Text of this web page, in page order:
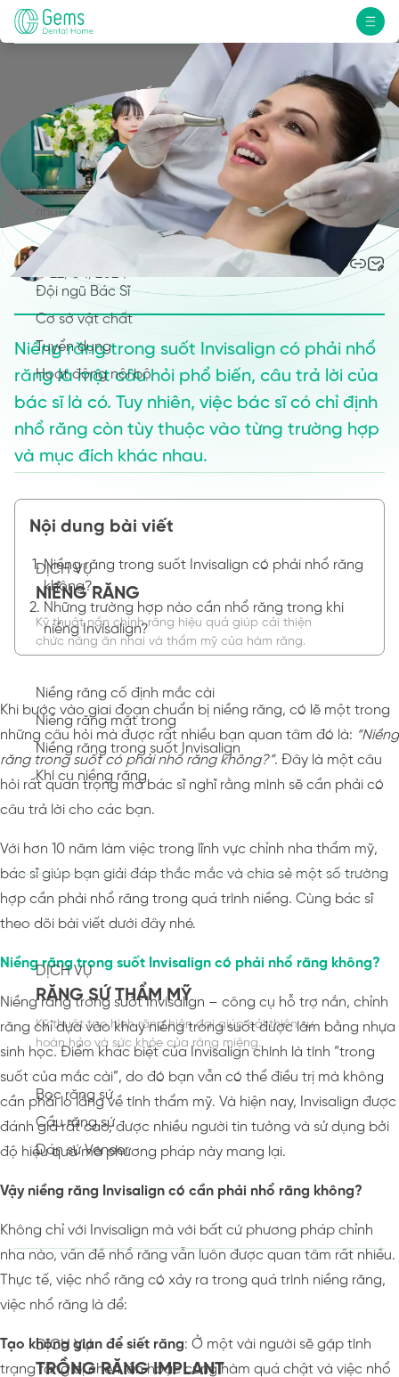
VỀ CHÚNG TÔI
GEMS DENTAL HOME
Nơi mang đến cho bạn một nụ cười chân thật
nhất!
Câu chuyện của Gems
Đội ngũ Bác Sĩ
Cơ sở vật chất
Tuyển dụng
Hoạt động nội bộ
DỊCH VỤ
NIỀNG RĂNG
Kỹ thuật nắn chỉnh răng hiệu quả giúp cải thiện
chức năng ăn nhai và thẩm mỹ của hàm răng.
Niềng răng cố định mắc cài
Niềng răng mặt trong
Niềng răng trong suốt Invisalign
Khí cụ niềng răng
DỊCH VỤ
RĂNG SỨ THẨM MỸ
Kỹ thuật tạo hình răng hiện đại giúp cải thiện sự
hoàn hảo và sức khỏe của răng miệng.
Bọc răng sứ
Cầu răng sứ
Dán sứ Veneer
DỊCH VỤ
TRỒNG RĂNG IMPLANT
KIẾN THỨC NHA KHOA
Niềng răng trong suốt Invisalign có
phải nhổ răng không?
22/04/2024
0
Niềng răng trong suốt Invisalign có phải nhổ
răng là một câu hỏi phổ biến, câu trả lời của
bác sĩ là có. Tuy nhiên, việc bác sĩ có chỉ định
nhổ răng còn tùy thuộc vào từng trường hợp
và mục đích khác nhau.
Nội dung bài viết
Niềng răng trong suốt Invisalign có phải nhổ răng
không?
Những trường hợp nào cần nhổ răng trong khi
niềng Invisalign?
Khi bước vào giai đoạn chuẩn bị niềng răng, có lẽ một trong
những câu hỏi mà được rất nhiều bạn quan tâm đó là: “Niềng
răng trong suốt có phải nhổ răng không?”. Đây là một câu
hỏi rất quan trọng mà bác sĩ nghĩ rằng mình sẽ cần phải có
câu trả lời cho các bạn.
Với hơn 10 năm làm việc trong lĩnh vực chỉnh nha thẩm mỹ,
bác sĩ giúp bạn giải đáp thắc mắc và chia sẻ một số trường
hợp cần phải nhổ răng trong quá trình niềng. Cùng bác sĩ
theo dõi bài viết dưới đây nhé.
Niềng răng trong suốt Invisalign có phải nhổ răng không?
Niềng răng trong suốt Invisalign – công cụ hỗ trợ nắn, chỉnh
răng chỉ dựa vào khay niềng trong suốt được làm bằng nhựa
sinh học. Điểm khác biệt của Invisalign chính là tính “trong
suốt của mắc cài”, do đó bạn vẫn có thể điều trị mà không
cần phải lo lắng về tính thẩm mỹ. Và hiện nay, Invisalign được
đánh giá rất cao, được nhiều người tin tưởng và sử dụng bởi
độ hiệu quả mà phương pháp này mang lại.
Vậy niềng răng Invisalign có cần phải nhổ răng không?
Không chỉ với Invisalign mà với bất cứ phương pháp chỉnh
nha nào, vấn đề nhổ răng vẫn luôn được quan tâm rất nhiều.
Thực tế, việc nhổ răng có xảy ra trong quá trình niềng răng,
việc nhổ răng là để:
Tạo không gian để siết răng: Ở một vài người sẽ gặp tình
trạng răng bị chen lấn hoặc cung hàm quá chật và việc nhổ